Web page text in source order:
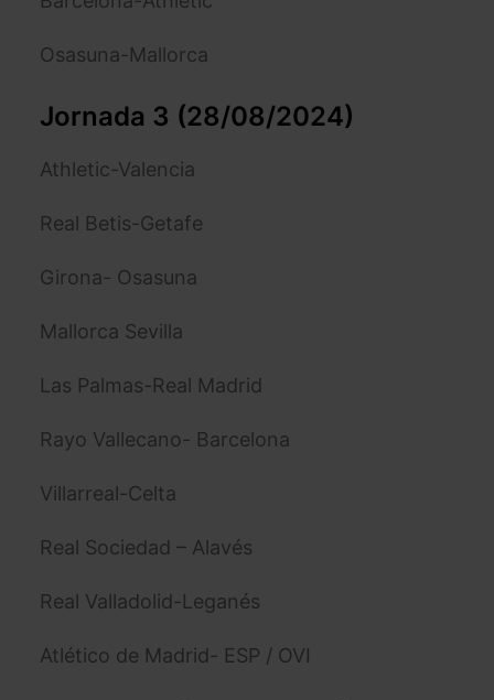
Osasuna-Mallorca
Jornada 3 (28/08/2024)
Athletic-Valencia
Real Betis-Getafe
Girona- Osasuna
Mallorca Sevilla
Las Palmas-Real Madrid
Rayo Vallecano- Barcelona
Villarreal-Celta
Real Sociedad – Alavés
Real Valladolid-Leganés
Atlético de Madrid- ESP / OVI